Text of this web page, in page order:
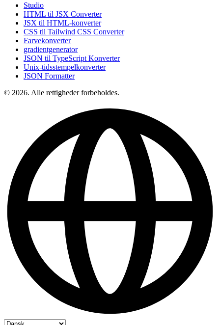
Studio
HTML til JSX Converter
JSX til HTML-konverter
CSS til Tailwind CSS Converter
Farvekonverter
gradientgenerator
JSON til TypeScript Konverter
Unix-tidsstempelkonverter
JSON Formatter
© 2026. Alle rettigheder forbeholdes.